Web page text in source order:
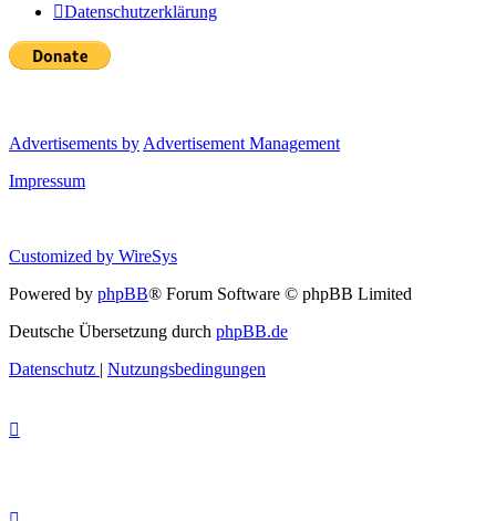
Datenschutzerklärung
Advertisements by Advertisement Management
Impressum
Customized by WireSys
Powered by phpBB® Forum Software © phpBB Limited
Deutsche Übersetzung durch phpBB.de
Datenschutz | Nutzungsbedingungen